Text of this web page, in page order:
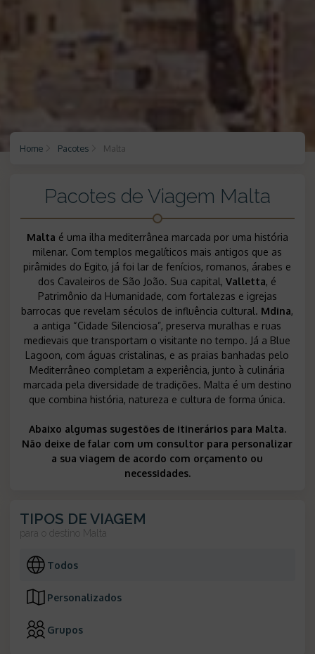
Home Pacotes Malta
Pacotes de Viagem Malta
Malta é uma ilha mediterrânea marcada por uma história
milenar. Com templos megalíticos mais antigos que as
pirâmides do Egito, já foi lar de fenícios, romanos, árabes e
dos Cavaleiros de São João. Sua capital,Valletta, é
Patrimônio da Humanidade, com fortalezas e igrejas
barrocas que revelam séculos de influência cultural. Mdina,
a antiga “Cidade Silenciosa”, preserva muralhas e ruas
medievais que transportam o visitante no tempo. Já a Blue
Lagoon, com águas cristalinas, e as praias banhadas pelo
Mediterrâneo completam a experiência, junto à culinária
marcada pela diversidade de tradições. Malta é um destino
que combina história, natureza e cultura de forma única.
Abaixo algumas sugestões de itinerários para Malta.
Não deixe de falar com um consultor para personalizar
a sua viagem de acordo com orçamento ou
necessidades.
TIPOS DE VIAGEM
para o destino Malta
Todos
Personalizados
Grupos